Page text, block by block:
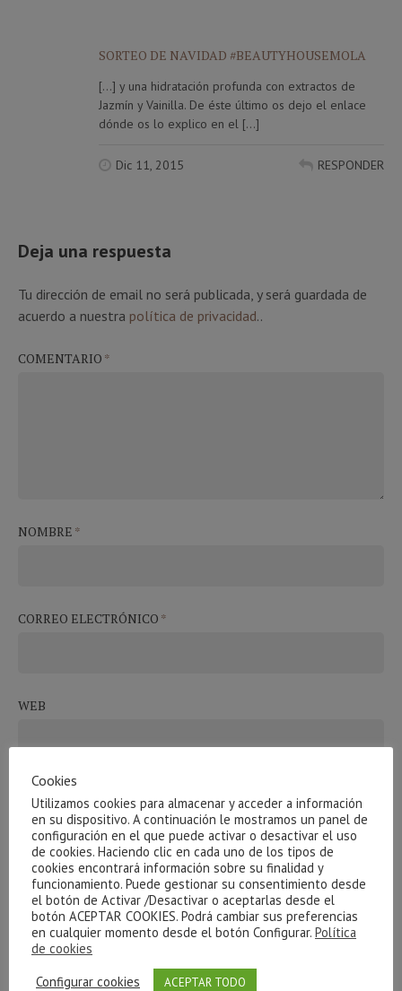
SORTEO DE NAVIDAD #BEAUTYHOUSEMOLA
[…] y una hidratación profunda con extractos de
Jazmín y Vainilla. De éste último os dejo el enlace
dónde os lo explico en el […]
Dic 11, 2015 RESPONDER
Deja una respuesta
Tu dirección de email no será publicada, y será guardada de
acuerdo a nuestra política de privacidad..
COMENTARIO *
NOMBRE *
CORREO ELECTRÓNICO *
WEB
GUARDA MI NOMBRE, CORREO ELECTRÓNICO Y WEB EN
ESTE NAVEGADOR PARA LA PRÓXIMA VEZ QUE COMENTE.
Este sitio usa Akismet para reducir el spam.
procesan los datos de tus comentarios.
Cookies
Utilizamos cookies para almacenar y acceder a información
en su dispositivo. A continuación le mostramos un panel de
configuración en el que puede activar o desactivar el uso
de cookies. Haciendo clic en cada uno de los tipos de
cookies encontrará información sobre su finalidad y
funcionamiento. Puede gestionar su consentimiento desde
el botón de Activar /Desactivar o aceptarlas desde el
botón ACEPTAR COOKIES. Podrá cambiar sus preferencias
en cualquier momento desde el botón Configurar. Política
de cookies
Configurar cookies
ACEPTAR TODO